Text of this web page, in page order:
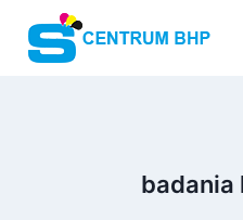
Przejdź
badania